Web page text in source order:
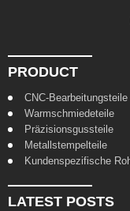
PRODUCT
CNC-Bearbeitungsteile
Warmschmiedeteile
Präzisionsgussteile
Metallstempelteile
Kundenspezifische
LATEST POSTS